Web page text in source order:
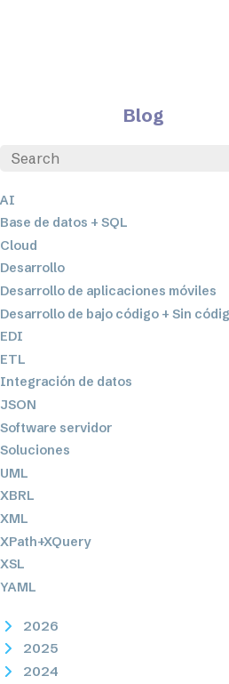
Blog
AI
Base de datos + SQL
Cloud
Desarrollo
Desarrollo de aplicaciones móviles
Desarrollo de bajo código + Sin
EDI
ETL
Integración de datos
JSON
Software servidor
Soluciones
UML
XBRL
XML
XPath+XQuery
XSL
YAML
2026
2025
2024